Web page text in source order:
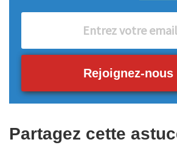
Rejoignez-nous
Partagez cette